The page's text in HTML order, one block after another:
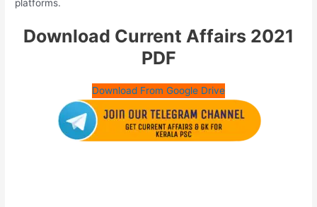
platforms.
Download Current Affairs 2021
PDF
Download From Google Drive